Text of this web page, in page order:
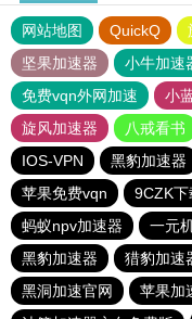
网站地图 QuickQ
坚果加速器
小牛加速
免费vqn外网加速
小
旋风加速器
八戒看书
IOS-VPN
黑豹加速器
苹果免费vqn
9CZK下
蚂蚁npv加速器
一元
黑豹加速器
猎豹加速
黑洞加速官网
苹果加